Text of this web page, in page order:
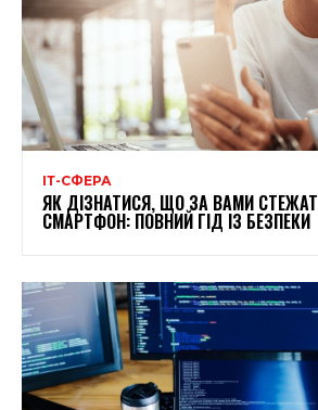
ІТ-СФЕРА
ЯК ДІЗНАТИСЯ, ЩО ЗА ВАМИ
СМАРТФОН: ПОВНИЙ ГІД ІЗ БЕЗПЕКИ